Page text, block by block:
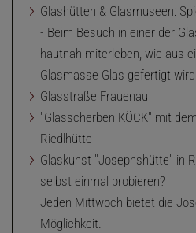
Glashütten & Glasmuseen:
- Beim Besuch in einer der
hautnah miterleben, wie aus
Glasmasse Glas gefertigt
Glasstraße Frauenau
"Glasscherben KÖCK" mit
Riedlhütte
Glaskunst "Josephshütte" in
selbst einmal probieren?
Jeden Mittwoch bietet die
Möglichkeit.